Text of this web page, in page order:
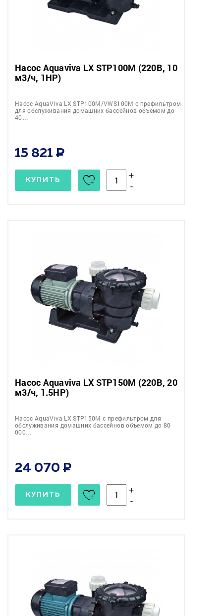
Насос Aquaviva LX STP100M (220В, 10
м3/ч, 1HP)
Насос AquaViva LX STP100M/VWS100M с префильтром
для обслуживания домашних бассейнов объемом до
40…
15 821
КУПИТЬ
+
-
Насос Aquaviva LX STP150M (220В, 20
м3/ч, 1.5HP)
Насос AquaViva LX STP150M с префильтром для
обслуживания домашних бассейнов объемом до 80
000…
24 070
КУПИТЬ
+
-